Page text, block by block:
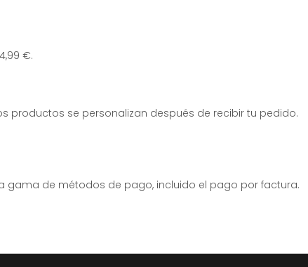
€.
productos se personalizan después de recibir tu pedido.
gama de métodos de pago, incluido el pago por factura.